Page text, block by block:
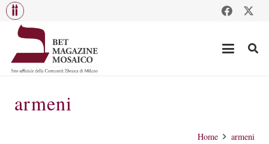
armeni
Home armeni